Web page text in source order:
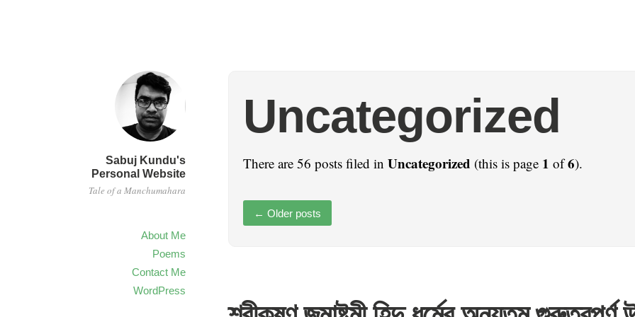
Sabuj Kundu's
Personal Website
Tale of a Manchumahara
About Me
Poems
Contact Me
WordPress
Uncategorized
There are 56 posts filed in Uncategorized (this is page 1 of6).
← Older posts